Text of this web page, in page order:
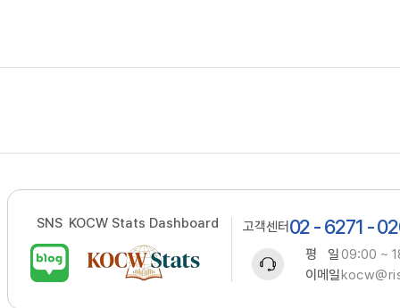
SNS KOCW Stats Dashboard 고객센터 02 - 6271 -
평 일09:00 ~
이메일